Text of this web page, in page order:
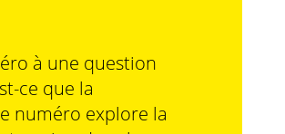
à une question
ce que la
numéro explore la